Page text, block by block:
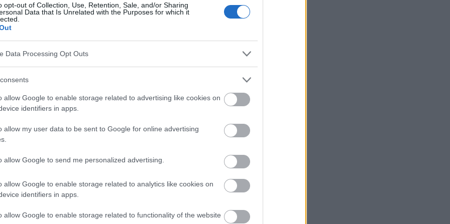
opt-out of Collection, Use, Retention, Sale, and/or Sharing
Data that Is Unrelated with the Purposes for which it
Data Processing Opt Outs
allow Google to enable storage related to advertising like cookies on
identifiers in apps.
allow my user data to be sent to Google for online advertising
allow Google to send me personalized advertising.
allow Google to enable storage related to analytics like cookies on
identifiers in apps.
allow Google to enable storage related to functionality of the website
Abwehrmechanismen unterstützt, sehr wichtig.